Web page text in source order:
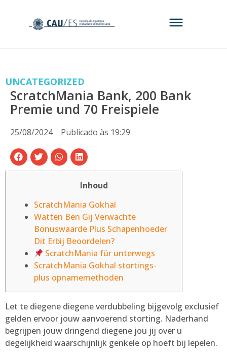
UNCATEGORIZED
ScratchMania Bank, 200 Bank
Premie und 70 Freispiele
25/08/2024 Publicado às 19:29
Inhoud
ScratchMania Gokhal
Watten Ben Gij Verwachte
Bonuswaarde Plus Schapenhoeder
Dit Erbij Beoordelen?
ScratchMania für unterwegs
ScratchMania Gokhal stortings-
plus opnamemethoden
Let te diegene diegene verdubbeling bijgevolg exclusief
gelden ervoor jouw aanvoerend storting. Naderhand
begrijpen jouw dringend diegene jou jij over u
degelijkheid waarschijnlijk genkele op hoeft bij lepelen.